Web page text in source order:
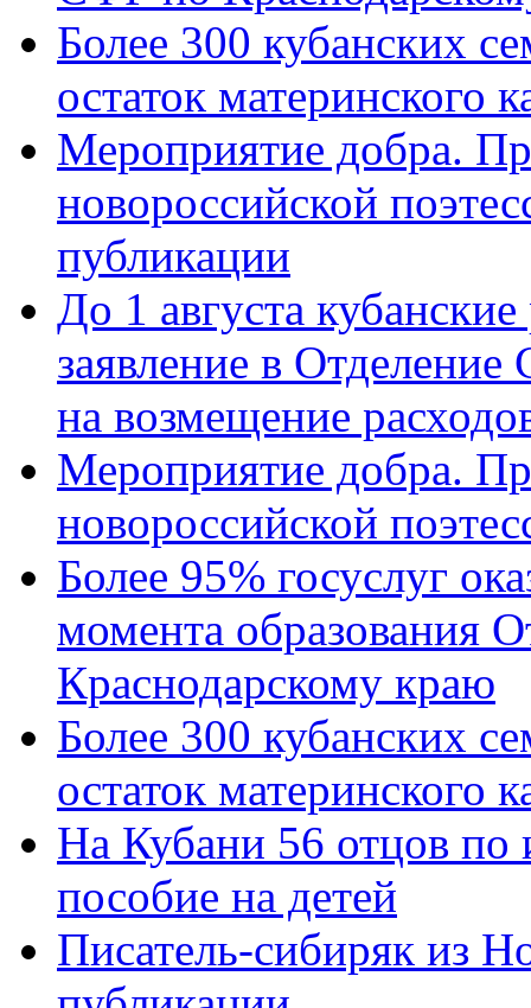
Более 300 кубанских
остаток материнского
Мероприятие добра.
новороссийской
публикации
До 1 августа
заявление в
на возмещение
Мероприятие добра.
новороссийской
Более 95% госуслуг
момента образования
Краснодарскому краю
Более 300 кубанских
остаток материнского
На Кубани 56 отцов по
пособие на детей
Писатель-сибиряк из